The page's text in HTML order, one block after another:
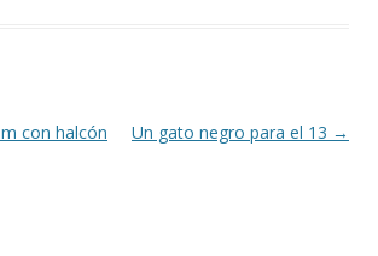
con halcón Un gato negro para el 13 →